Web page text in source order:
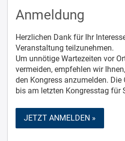
Anmeldung
Herzlichen Dank für Ihr
Veranstaltung teilzunehmen.
Um unnötige Wartezeiten vor
vermeiden, empfehlen wir
den Kongress anzumelden.
bis am letzten Kongresstag für
JETZT ANMELDEN »